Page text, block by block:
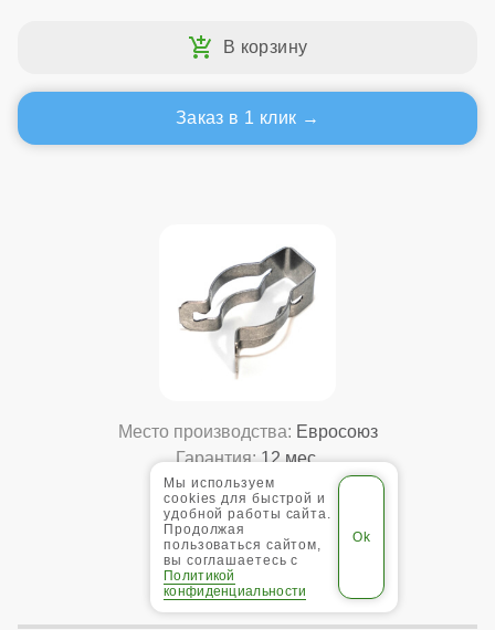
Заказ в 1 клик
Место производства: Евросоюз
Гарантия:12 мес.
Вес:0,01 кг
Габариты:40x15x25 мм
Подробнее
267
Мы используем
cookies для быстрой и
удобной работы сайта.
Продолжая
пользоваться сайтом,
вы соглашаетесь с
Политикой
конфиденциальности